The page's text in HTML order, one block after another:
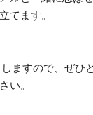
てます。
ますので、ぜひ
い。